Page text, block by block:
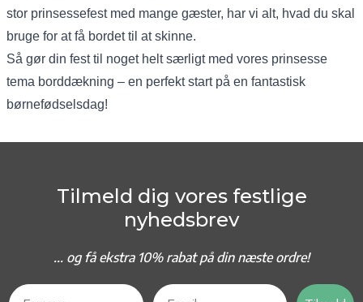
stor prinsessefest med mange gæster, har vi alt, hvad du skal
bruge for at få bordet til at skinne.
Så gør din fest til noget helt særligt med vores prinsesse
tema borddækning – en perfekt start på en fantastisk
børnefødselsdag!
Tilmeld dig vores festlige
nyhedsbrev
... og få ekstra 10% rabat på din næste ordre!